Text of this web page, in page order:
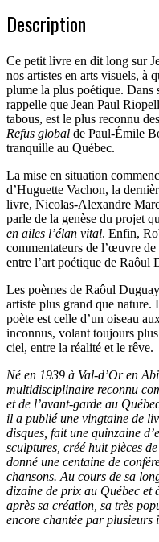
Description
Ce petit livre en dit long sur
nos artistes en arts visuels, à
plume la plus poétique.
rappelle que Jean Paul
tabous, est le plus reconnu
Refus global de Paul-Émile
tranquille au Québec.
La mise en situation
d’Huguette Vachon, la
livre, Nicolas-Alexandre
parle de la genèse du projet
en ailes l’élan vital. Enfin,
commentateurs de l’œuvre
entre l’art poétique de Raôul
Les poèmes de Raôul
artiste plus grand que nature.
poète est celle d’un oiseau
inconnus, volant toujours
ciel, entre la réalité et le rêve.
Né en 1939 à Val-d’Or en
multidisciplinaire reconnu
et de l’avant-garde au
il a publié une vingtaine de
disques, fait une quinzaine
sculptures, créé huit pièces
donné une centaine de
chansons. Au cours de sa
dizaine de prix au Québec
après sa création, sa très
encore chantée par plusieurs